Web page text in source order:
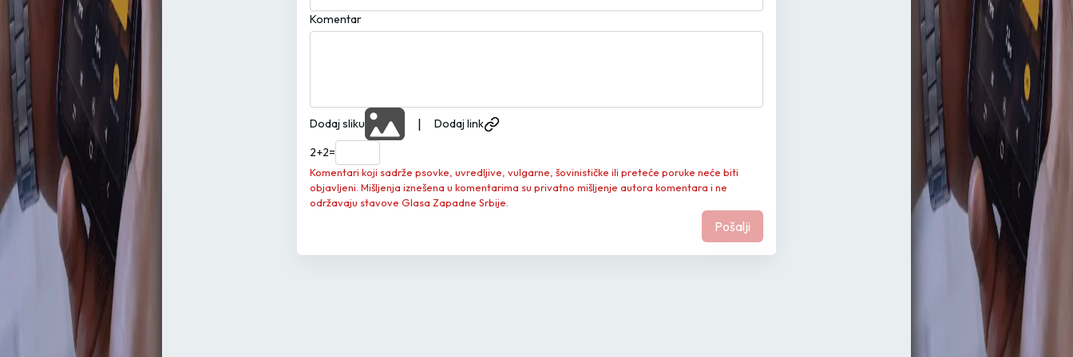
Komentar
Dodaj sliku | Dodaj link
2+2=
Komentari koji sadrže psovke, uvredljive, vulgarne, šovinističke ili preteće poruke neće biti
objavljeni. Mišljenja iznešena u komentarima su privatno mišljenje autora komentara i ne
održavaju stavove Glasa Zapadne Srbije.
Pošalji